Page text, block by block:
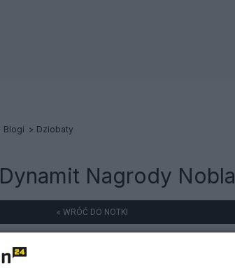
Blogi Dziobaty
Dynamit Nagrody Nobla
« WRÓĆ DO NOTKI